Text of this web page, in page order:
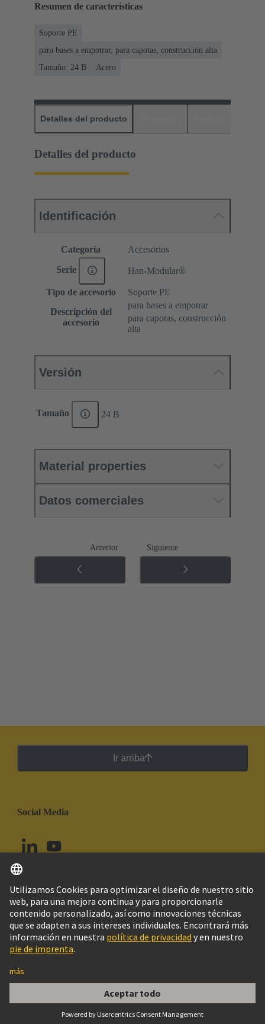
PE-Terminal for Han-Modular Size 24
Resumen de características
Soporte PE
para bases a empotrar, para capotas, construcción alta
Tamaño: 24 B
Acero
Detalles del producto
Detalles del producto
Identificación
Categoría Accesorios
Serie Han-Modular®
Tipo de accesorio
Soporte PE
Descripción del
accesorio
para bases a empotrar
para capotas, construcción
alta
Versión
Tamaño 24 B
Material properties
Datos comerciales
Anterior Siguiente
Ir arriba
Social Media
Chile Español
© Grupo Tecnológico HARTING
Imprint
Aviso Legal WebInformación al cliente